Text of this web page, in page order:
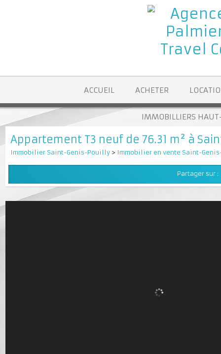
ACCUEIL ACHETER
IMMOBILLIERS
Appartement T3 neuf de 76.31 m² à